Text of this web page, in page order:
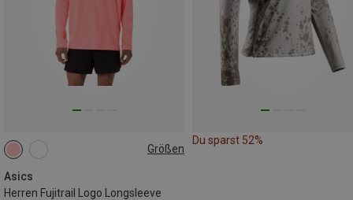
Größen
Asics
Herren Fujitrail Logo Longsleeve
S M
Du sparst 52%